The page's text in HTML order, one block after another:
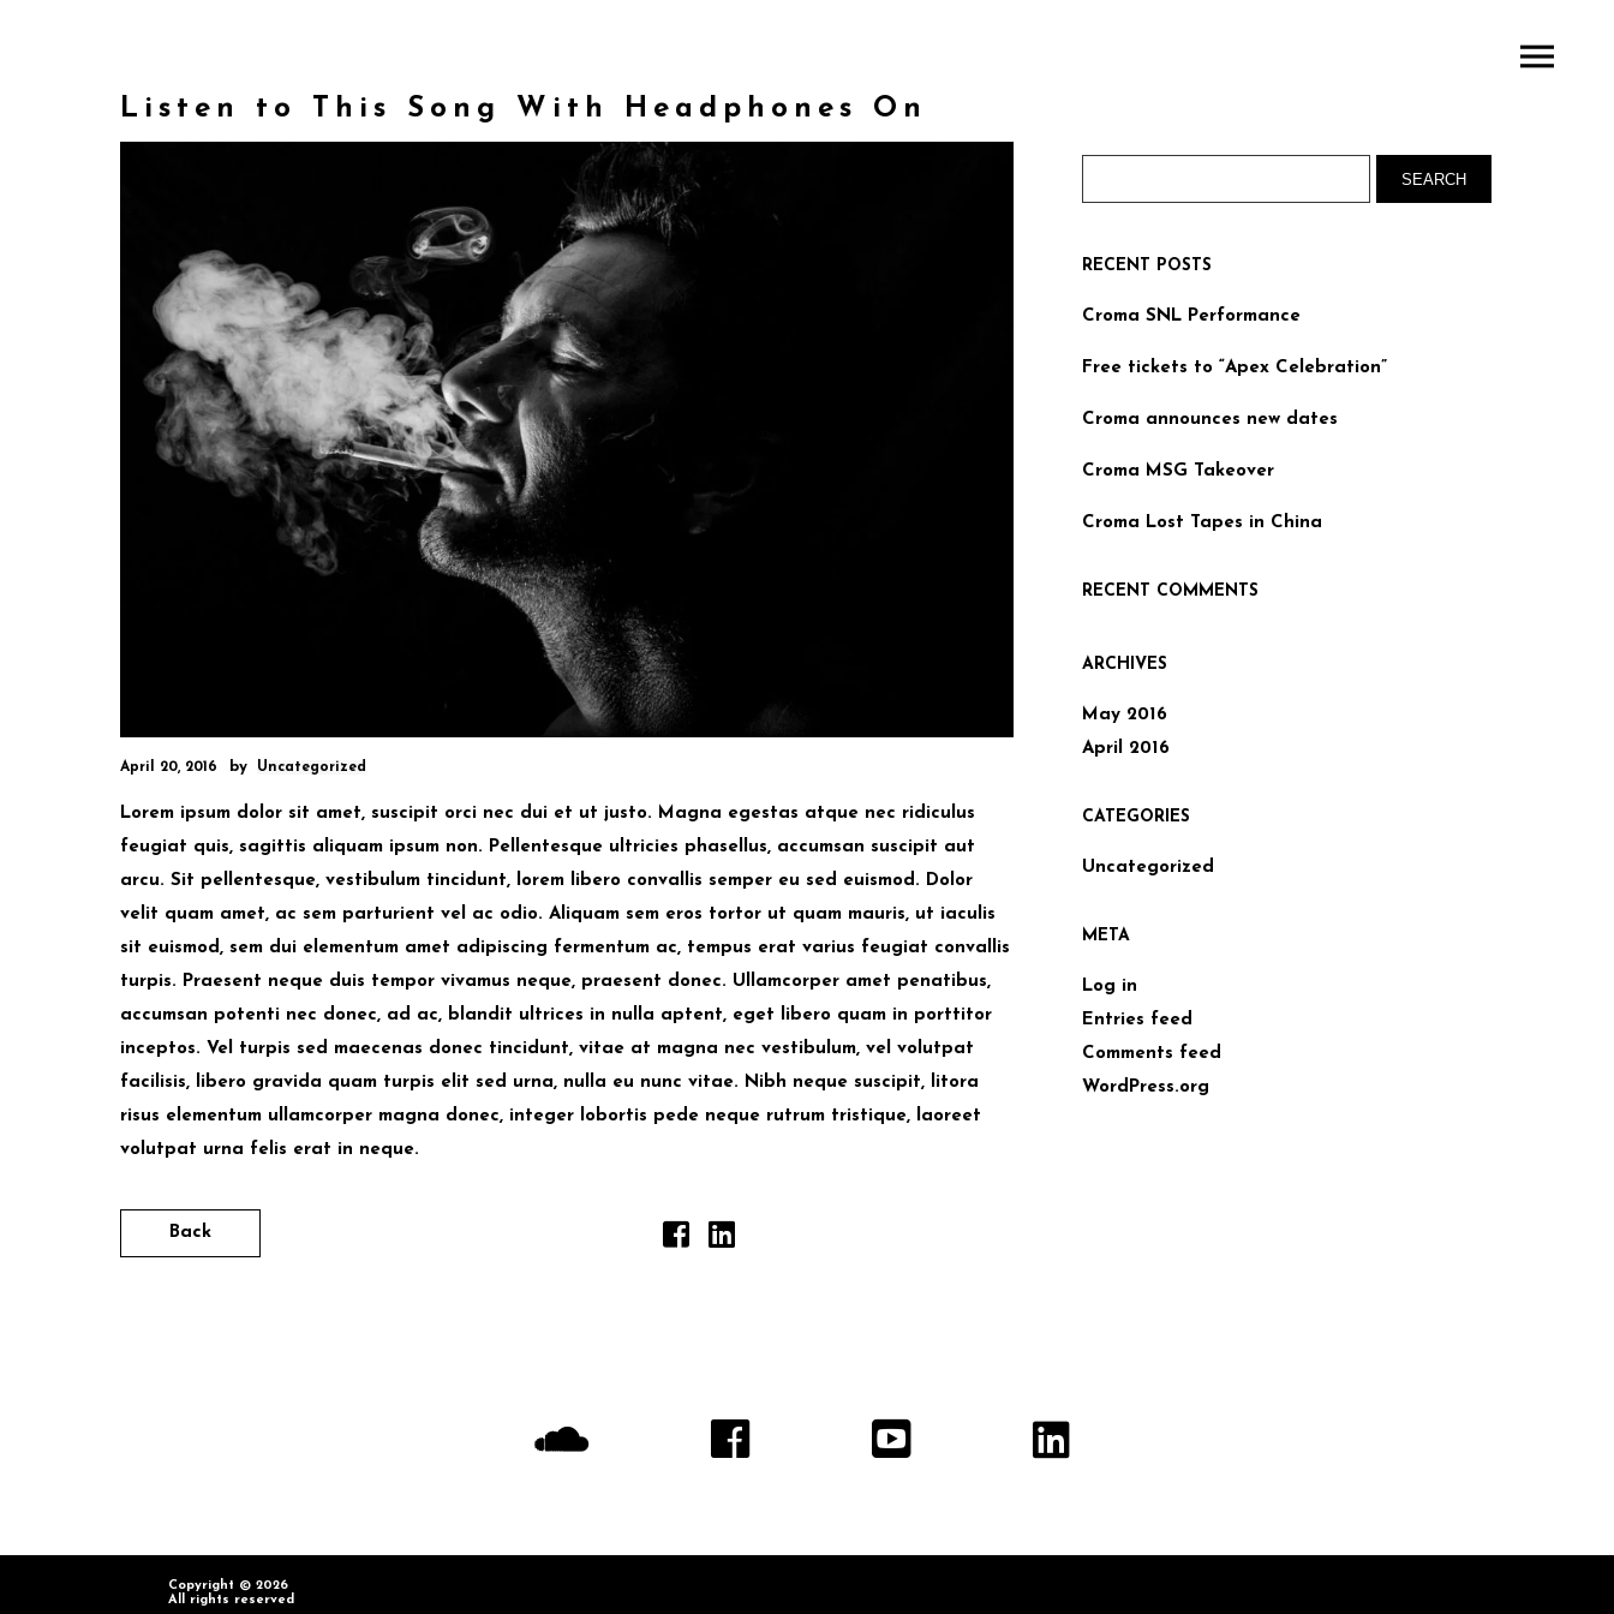
Listen to This Song With Headphones On
April 20, 2016 by Uncategorized
Lorem ipsum dolor sit amet, suscipit orci nec dui et ut justo. Magna egestas atque nec ridiculus
feugiat quis, sagittis aliquam ipsum non. Pellentesque ultricies phasellus, accumsan suscipit aut
arcu. Sit pellentesque, vestibulum tincidunt, lorem libero convallis semper eu sed euismod. Dolor
velit quam amet, ac sem parturient vel ac odio. Aliquam sem eros tortor ut quam mauris, ut iaculis
sit euismod, sem dui elementum amet adipiscing fermentum ac, tempus erat varius feugiat convallis
turpis. Praesent neque duis tempor vivamus neque, praesent donec. Ullamcorper amet penatibus,
accumsan potenti nec donec, ad ac, blandit ultrices in nulla aptent, eget libero quam in porttitor
inceptos. Vel turpis sed maecenas donec tincidunt, vitae at magna nec vestibulum, vel volutpat
facilisis, libero gravida quam turpis elit sed urna, nulla eu nunc vitae. Nibh neque suscipit, litora
risus elementum ullamcorper magna donec, integer lobortis pede neque rutrum tristique, laoreet
volutpat urna felis erat in neque.
Back
RECENT POSTS
Croma SNL Performance
Free tickets to “Apex Celebration”
Croma announces new dates
Croma MSG Takeover
Croma Lost Tapes in China
RECENT COMMENTS
ARCHIVES
May 2016
April 2016
CATEGORIES
Uncategorized
META
Log in
Entries feed
Comments feed
WordPress.org
Copyright © 2026
All rights reserved